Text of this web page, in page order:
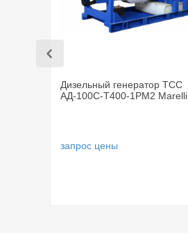
Напряжение, В:
Модель двигателя:
Дизельный генератор ТСС
АД-100С-Т400-1РМ2 Marelli
запрос цены